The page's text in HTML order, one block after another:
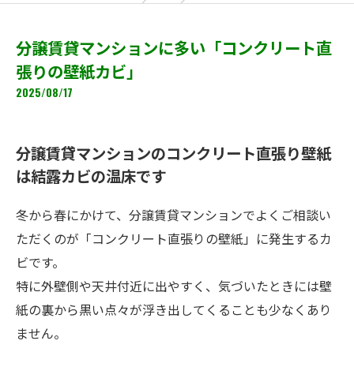
分譲賃貸マンションに多い「コンクリート直
張りの壁紙カビ」
2025/08/17
分譲賃貸マンションのコンクリート直張り壁紙
は結露カビの温床です
冬から春にかけて、分譲賃貸マンションでよくご相談い
ただくのが「コンクリート直張りの壁紙」に発生するカ
ビです。
特に外壁側や天井付近に出やすく、気づいたときには壁
紙の裏から黒い点々が浮き出してくることも少なくあり
ません。